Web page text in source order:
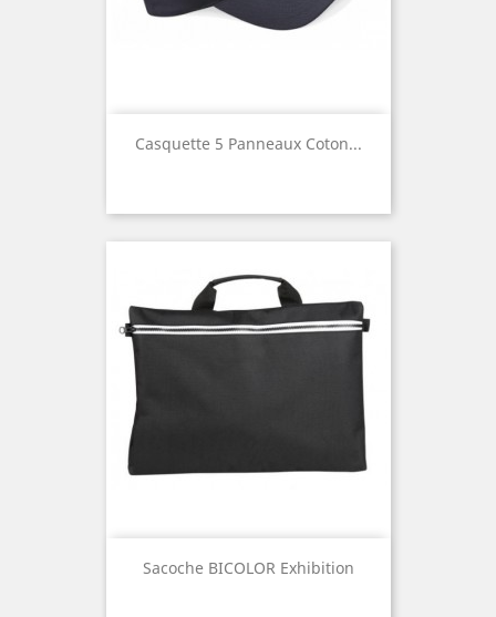
Casquette 5 Panneaux Coton...
Sacoche BICOLOR Exhibition